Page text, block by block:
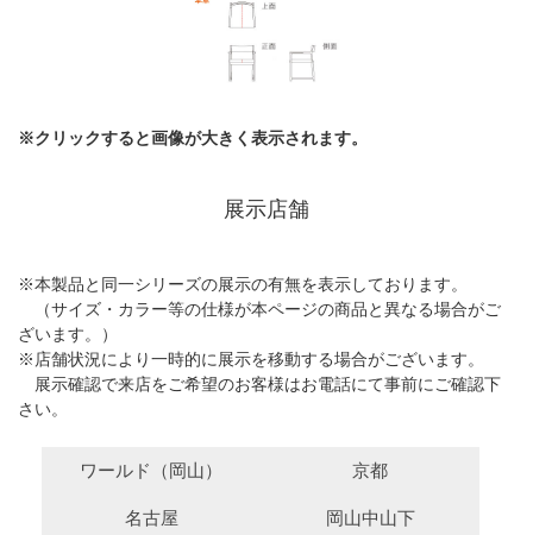
※クリックすると画像が大きく表示されます。
展示店舗
※本製品と同一シリーズの展示の有無を表示しております。
（サイズ・カラー等の仕様が本ページの商品と異なる場合がご
ざいます。）
※店舗状況により一時的に展示を移動する場合がございます。
展示確認で来店をご希望のお客様はお電話にて事前にご確認下
さい。
ワールド（岡山） 京都
名古屋 岡山中山下